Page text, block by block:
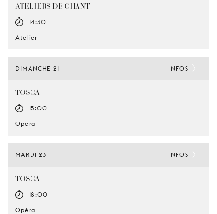
ATELIERS DE CHANT
14:30
Atelier
DIMANCHE 21
TOSCA
15:00
Opéra
INFOS
MARDI 23
TOSCA
18:00
Opéra
INFOS